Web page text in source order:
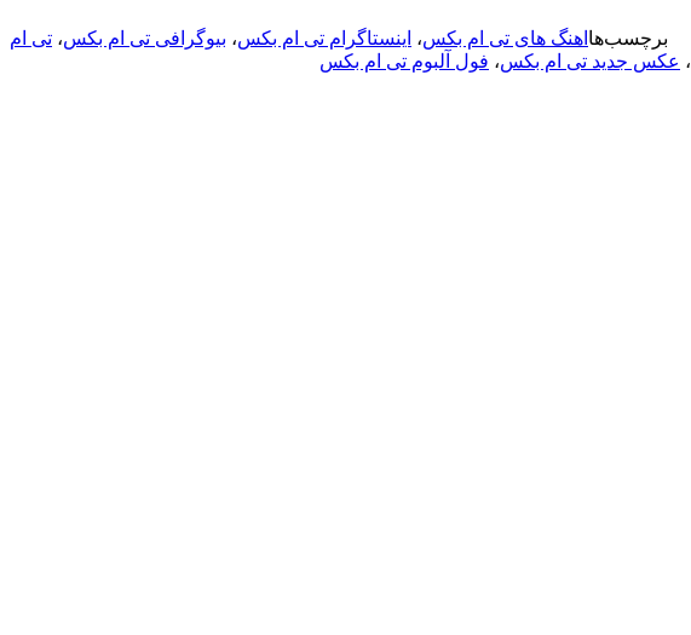
برچسب‌ها اهنگ های تی ام بکس، اینستاگرام تی ام بکس، بیوگرافی تی‌ ام‌ بکس، تی‌ ام‌
، عکس جدید تی ام بکس، فول آلبوم تی ام بکس